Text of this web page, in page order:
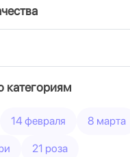
категориям
14 февраля 8 марта
21 роза